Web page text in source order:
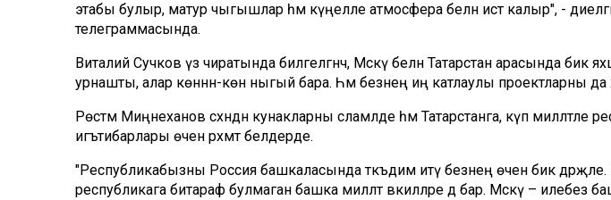
этабы булыр, матур чыгышлар һәм күңелле атмосфера белән истә калыр", -
телеграммасында.
Виталий Сучков үз чиратында билгеләгәнчә, Мәскәү белән Татарстан арасында бик
урнашты, алар көннән-көн ныгый бара. Һәм безнең иң катлаулы проектларны да
Рөстәм Миңнеханов сәхнәдән кунакларны сәламләде һәм Татарстанга, күп милләтле
игътибарлары өчен рәхмәт белдерде.
"Республикабызны Россия башкаласында тәкъдим итү безнең өчен бик дәрәҗәле.
республикага битараф булмаган башка милләт вәкилләре дә бар. Мәскәү – илебез